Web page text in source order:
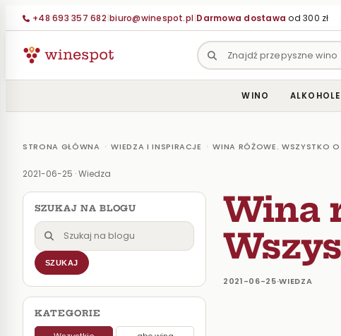
+48 693 357 682|biuro@winespot.pl|Darmowa dostawa od 300 zł
WINO
STRONA GŁÓWNA › WIEDZA I INSPIRACJE › WINA RÓŻOWE. WSZYSTKO O
2021-06-25 ·Wiedza
SZUKAJ NA BLOGU
Szukaj
na
blogu
SZUKAJ
KATEGORIE
Wina
2021-06-25·WIEDZA